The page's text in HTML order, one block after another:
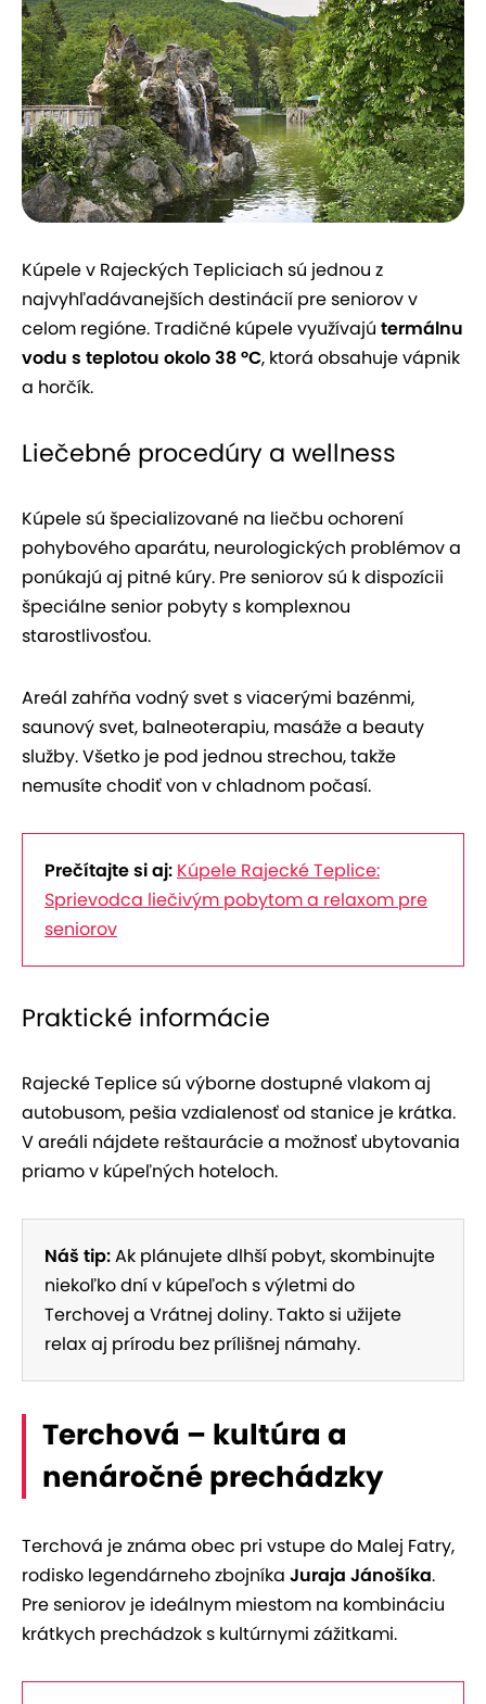
Kúpele v Rajeckých Tepliciach sú jednou z
najvyhľadávanejších destinácií pre seniorov v
celom regióne. Tradičné kúpele využívajú termálnu
vodu s teplotou okolo 38 °C, ktorá obsahuje vápnik
a horčík.
Liečebné procedúry a wellness
Kúpele sú špecializované na liečbu ochorení
pohybového aparátu, neurologických problémov a
ponúkajú aj pitné kúry. Pre seniorov sú k dispozícii
špeciálne senior pobyty s komplexnou
starostlivosťou.
Areál zahŕňa vodný svet s viacerými bazénmi,
saunový svet, balneoterapiu, masáže a beauty
služby. Všetko je pod jednou strechou, takže
nemusíte chodiť von v chladnom počasí.
Prečítajte si aj: Kúpele Rajecké Teplice:
Sprievodca liečivým pobytom a relaxom pre
seniorov
Praktické informácie
Rajecké Teplice sú výborne dostupné vlakom aj
autobusom, pešia vzdialenosť od stanice je krátka.
V areáli nájdete reštaurácie a možnosť ubytovania
priamo v kúpeľných hoteloch.
Náš tip:Ak plánujete dlhší pobyt, skombinujte
niekoľko dní v kúpeľoch s výletmi do
Terchovej a Vrátnej doliny. Takto si užijete
relax aj prírodu bez prílišnej námahy.
Terchová – kultúra a
nenáročné prechádzky
Terchová je známa obec pri vstupe do Malej Fatry,
rodisko legendárneho zbojníka Juraja Jánošíka.
Pre seniorov je ideálnym miestom na kombináciu
krátkych prechádzok s kultúrnymi zážitkami.